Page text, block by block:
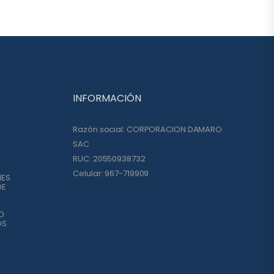
INFORMACIÓN
Razón social: CORPORACION DAMARO
SAC
RUC: 20550938732
Celular: 967-719909